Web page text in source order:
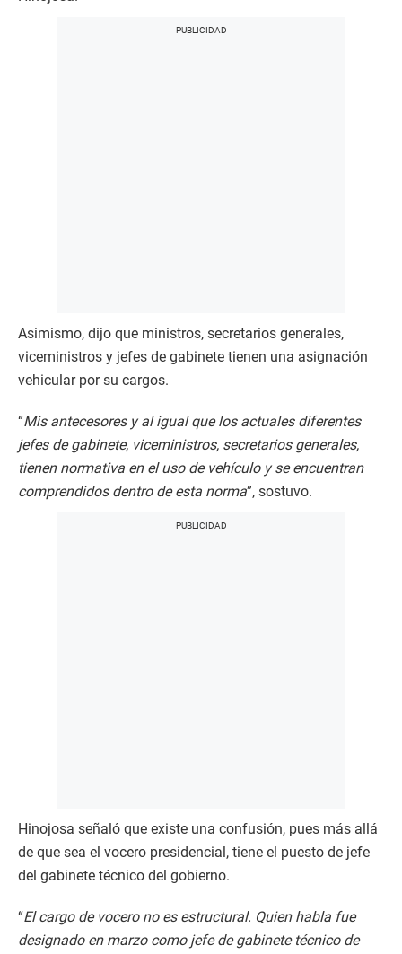
Asimismo, dijo que ministros, secretarios generales,
viceministros y jefes de gabinete tienen una asignación
vehicular por su cargos.
“Mis antecesores y al igual que los actuales diferentes
jefes de gabinete, viceministros, secretarios generales,
tienen normativa en el uso de vehículo y se encuentran
comprendidos dentro de esta norma”, sostuvo.
Hinojosa señaló que existe una confusión, pues más allá
de que sea el vocero presidencial, tiene el puesto de jefe
del gabinete técnico del gobierno.
“El cargo de vocero no es estructural. Quien habla fue
designado en marzo como jefe de gabinete técnico de